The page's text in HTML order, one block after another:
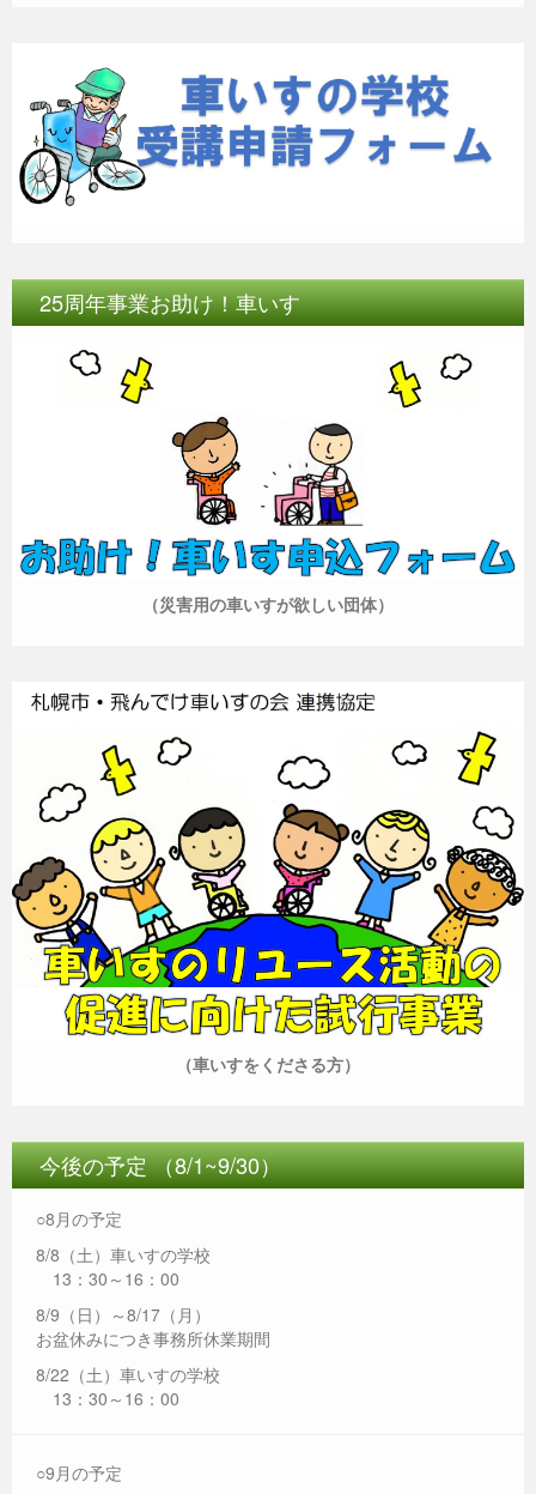
25周年事業お助け！車いす
（災害用の車いすが欲しい団体）
（車いすをくださる方）
今後の予定 （8/1~9/30）
○8月の予定
8/8（土）車いすの学校
13：30～16：00
8/9（日）～8/17（月）
お盆休みにつき事務所休業期間
8/22（土）車いすの学校
13：30～16：00
○9月の予定